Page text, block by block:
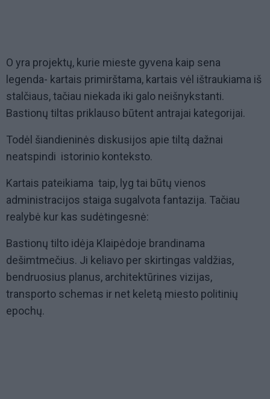
O yra projektų, kurie mieste gyvena kaip sena
legenda- kartais primirštama, kartais vėl ištraukiama iš
stalčiaus, tačiau niekada iki galo neišnykstanti.
Bastionų tiltas priklauso būtent antrajai kategorijai.
Todėl šiandieninės diskusijos apie tiltą dažnai
neatspindi istorinio konteksto.
Kartais pateikiama taip, lyg tai būtų vienos
administracijos staiga sugalvota fantazija. Tačiau
realybė kur kas sudėtingesnė:
Bastionų tilto idėja Klaipėdoje brandinama
dešimtmečius. Ji keliavo per skirtingas valdžias,
bendruosius planus, architektūrines vizijas,
transporto schemas ir net keletą miesto politinių
epochų.